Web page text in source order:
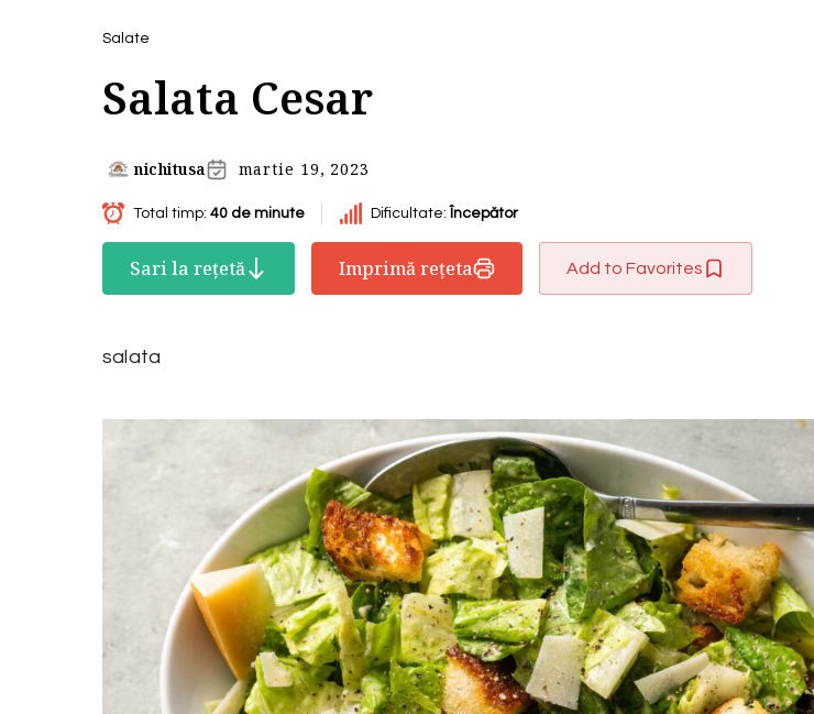
Salate
Salata Cesar
nichitusa martie 19, 2023
Total timp: 40 de minute Dificultate: Începător
Sari la rețetă Imprimă rețeta Add to Favorites
salata